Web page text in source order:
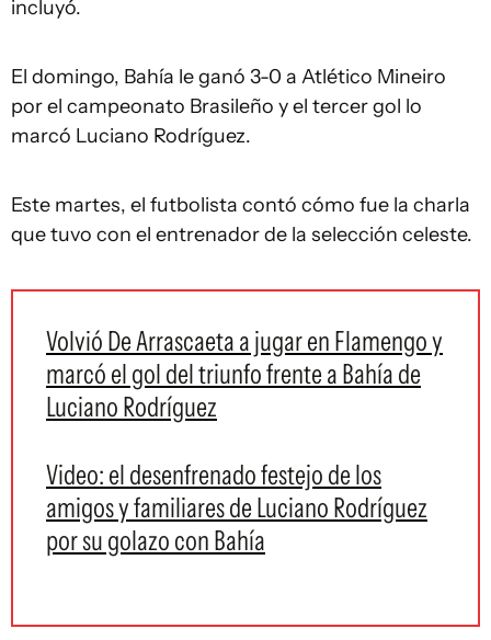
incluyó.
El domingo, Bahía le ganó 3-0 a Atlético Mineiro
por el campeonato Brasileño y el tercer gol lo
marcó Luciano Rodríguez.
Este martes, el futbolista contó cómo fue la charla
que tuvo con el entrenador de la selección celeste.
Volvió De Arrascaeta a jugar en Flamengo y
marcó el gol del triunfo frente a Bahía de
Luciano Rodríguez
Video: el desenfrenado festejo de los
amigos y familiares de Luciano Rodríguez
por su golazo con Bahía